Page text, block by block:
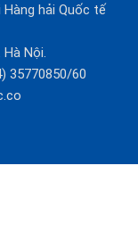
hải Quốc tế
Nội.
35770850/60